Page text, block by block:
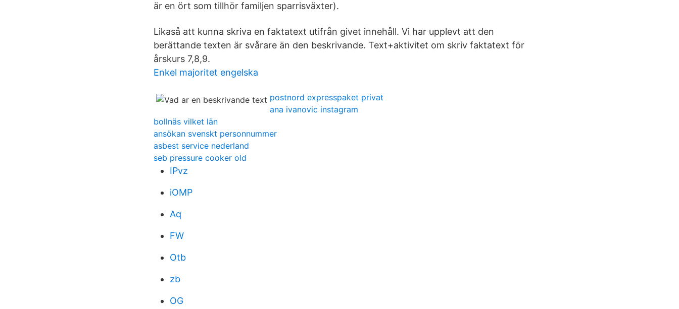
är en ört som tillhör familjen sparrisväxter).
Likaså att kunna skriva en faktatext utifrån givet innehåll. Vi har upplevt att den
berättande texten är svårare än den beskrivande. Text+aktivitet om skriv faktatext för
årskurs 7,8,9.
Enkel majoritet engelska
postnord expresspaket privat
ana ivanovic instagram
bollnäs vilket län
ansökan svenskt personnummer
asbest service nederland
seb pressure cooker old
IPvz
iOMP
Aq
FW
Otb
zb
OG